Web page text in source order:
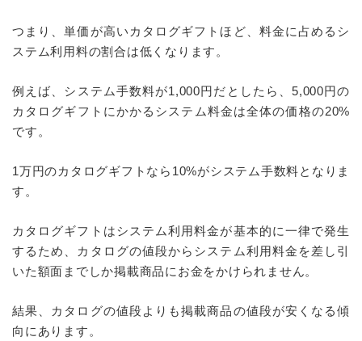
つまり、単価が高いカタログギフトほど、料金に占めるシ
ステム利用料の割合は低くなります。
例えば、システム手数料が1,000円だとしたら、5,000円の
カタログギフトにかかるシステム料金は全体の価格の20%
です。
1万円のカタログギフトなら10%がシステム手数料となりま
す。
カタログギフトはシステム利用料金が基本的に一律で発生
するため、カタログの値段からシステム利用料金を差し引
いた額面までしか掲載商品にお金をかけられません。
結果、カタログの値段よりも掲載商品の値段が安くなる傾
向にあります。